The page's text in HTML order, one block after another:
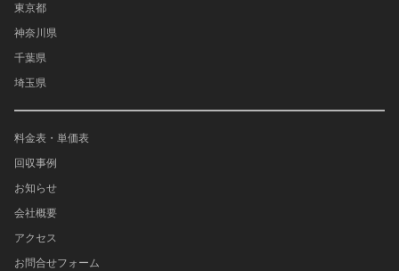
東京都
神奈川県
千葉県
埼玉県
料金表・単価表
回収事例
お知らせ
会社概要
アクセス
お問合せフォーム